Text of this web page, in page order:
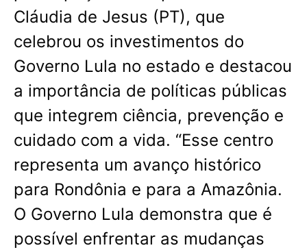
Cláudia de Jesus (PT), que
celebrou os investimentos do
Governo Lula no estado e destacou
a importância de políticas públicas
que integrem ciência, prevenção e
cuidado com a vida. “Esse centro
representa um avanço histórico
para Rondônia e para a Amazônia.
O Governo Lula demonstra que é
possível enfrentar as mudanças